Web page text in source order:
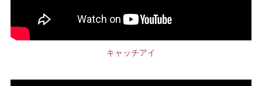
キャッチアイ